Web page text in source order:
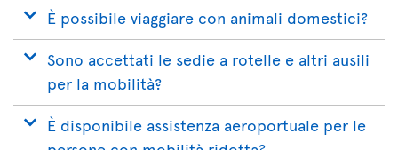
È possibile viaggiare con animali domestici?
Sono accettati le sedie a rotelle e altri ausili
per la mobilità?
È disponibile assistenza aeroportuale per le